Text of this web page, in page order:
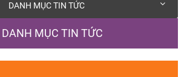
DANH MỤC TIN TỨC
DANH MỤC TIN TỨC